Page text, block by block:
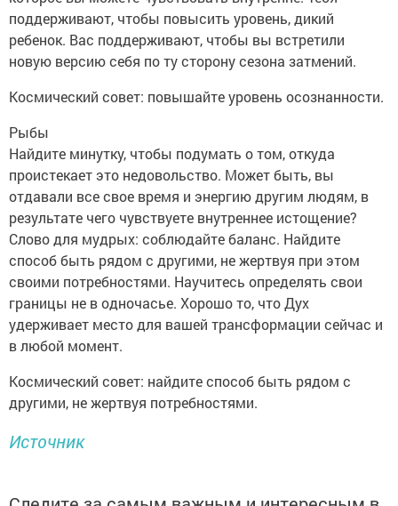
поддерживают, чтобы повысить уровень, дикий
ребенок. Вас поддерживают, чтобы вы встретили
новую версию себя по ту сторону сезона затмений.
Космический совет: повышайте уровень осознанности.
Рыбы
Найдите минутку, чтобы подумать о том, откуда
проистекает это недовольство. Может быть, вы
отдавали все свое время и энергию другим людям, в
результате чего чувствуете внутреннее истощение?
Слово для мудрых: соблюдайте баланс. Найдите
способ быть рядом с другими, не жертвуя при этом
своими потребностями. Научитесь определять свои
границы не в одночасье. Хорошо то, что Дух
удерживает место для вашей трансформации сейчас и
в любой момент.
Космический совет: найдите способ быть рядом с
другими, не жертвуя потребностями.
Источник